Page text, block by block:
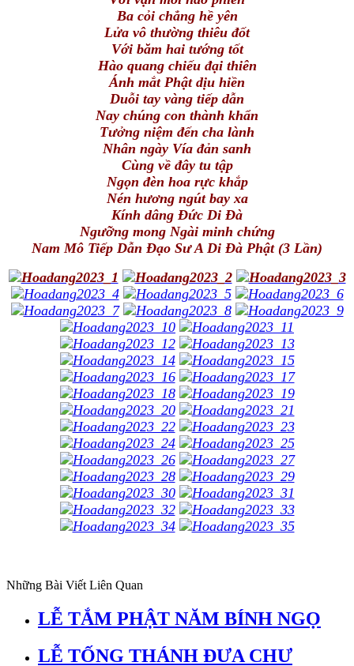
Ba cỏi chẳng hề yên
Lửa vô thường thiêu đốt
Với băm hai tướng tốt
Hào quang chiếu đại thiên
Ánh mắt Phật dịu hiền
Duỗi tay vàng tiếp dẫn
Nay chúng con thành khẩn
Tưởng niệm đến cha lành
Nhân ngày Vía đản sanh
Cùng về đây tu tập
Ngọn đèn hoa rực khắp
Nén hương ngút bay xa
Kính dâng Đức Di Đà
Ngưỡng mong Ngài minh chứng
Nam Mô Tiếp Dẫn Đạo Sư A Di Đà Phật (3 Lần)
Những Bài Viết Liên Quan
LỄ TẮM PHẬT NĂM BÍNH NGỌ
LỄ TỐNG THÁNH ĐƯA CHƯ